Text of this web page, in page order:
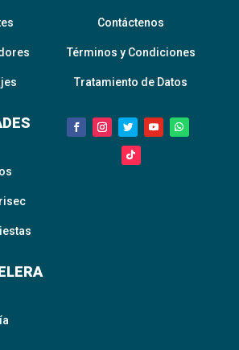
Contáctenos
Términos y Condiciones
Tratamiento de Datos